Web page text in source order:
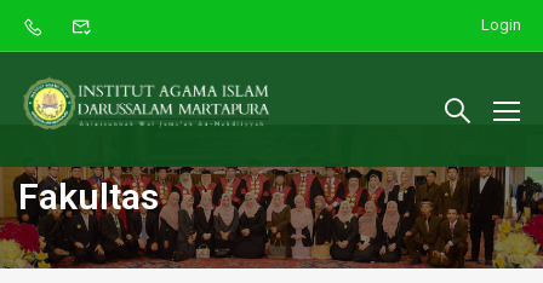
Login
Fakultas